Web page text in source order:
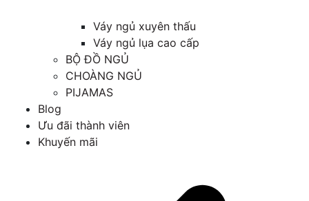
Váy ngủ xuyên thấu
Váy ngủ lụa cao cấp
BỘ ĐỒ NGỦ
CHOÀNG NGỦ
PIJAMAS
Blog
Ưu đãi thành viên
Khuyến mãi